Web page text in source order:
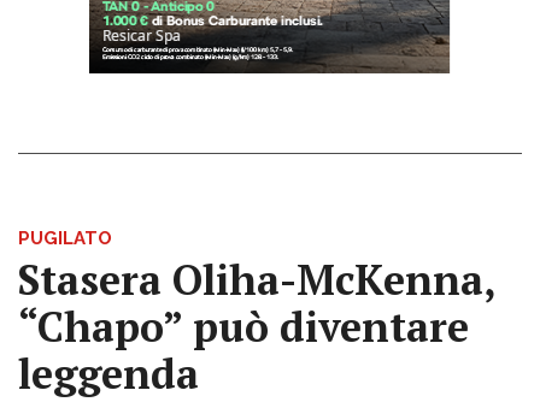
PUGILATO
Stasera Oliha-McKenna,
“Chapo” può diventare
leggenda